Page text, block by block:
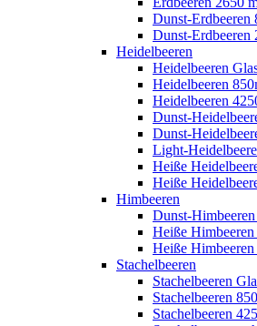
Dunst-Erdbeeren
Dunst-Erdbeeren
Heidelbeeren
Heidelbeeren
Heidelbeeren
Heidelbeeren
Dunst-
Dunst-
Light-
Heiße
Heiße
Himbeeren
Dunst-
Heiße
Heiße
Stachelbeeren
Stachelbeeren
Stachelbeeren
Stachelbeeren